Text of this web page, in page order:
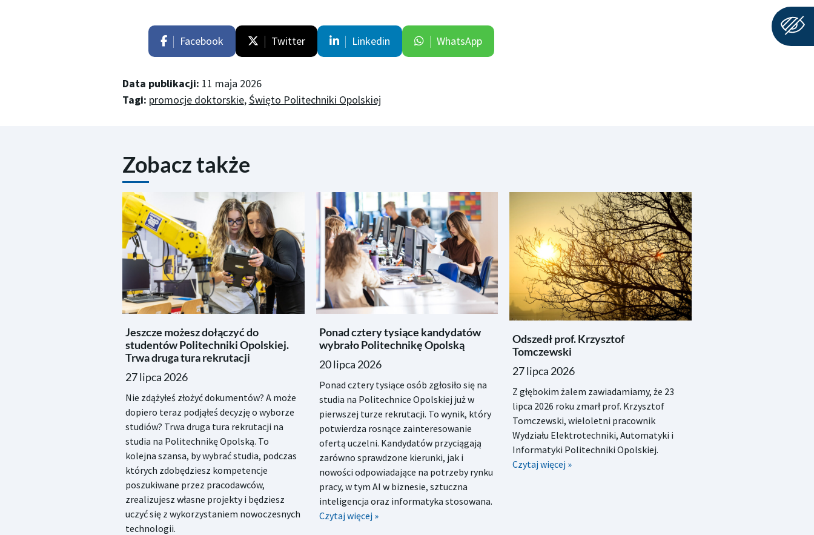
Facebook Twitter Linkedin WhatsApp
Data publikacji: 11 maja 2026
Tagi: promocje doktorskie, Święto Politechniki Opolskiej
Zobacz także
Jeszcze możesz dołączyć do
studentów Politechniki Opolskiej.
Trwa druga tura rekrutacji
27 lipca 2026
Nie zdążyłeś złożyć dokumentów? A może
dopiero teraz podjąłeś decyzję o wyborze
studiów? Trwa druga tura rekrutacji na
studia na Politechnikę Opolską. To
kolejna szansa, by wybrać studia, podczas
których zdobędziesz kompetencje
poszukiwane przez pracodawców,
zrealizujesz własne projekty i będziesz
uczyć się z wykorzystaniem nowoczesnych
technologii.
Ponad cztery tysiące kandydatów
wybrało Politechnikę Opolską
20 lipca 2026
Ponad cztery tysiące osób zgłosiło się na
studia na Politechnice Opolskiej już w
pierwszej turze rekrutacji. To wynik, który
potwierdza rosnące zainteresowanie
ofertą uczelni. Kandydatów przyciągają
zarówno sprawdzone kierunki, jak i
nowości odpowiadające na potrzeby rynku
pracy, w tym AI w biznesie, sztuczna
inteligencja oraz informatyka stosowana.
Czytaj więcej »
Odszedł prof. Krzysztof
Tomczewski
27 lipca 2026
Z głębokim żalem zawiadamiamy, że 23
lipca 2026 roku zmarł prof. Krzysztof
Tomczewski, wieloletni pracownik
Wydziału Elektrotechniki, Automatyki i
Informatyki Politechniki Opolskiej.
Czytaj więcej »